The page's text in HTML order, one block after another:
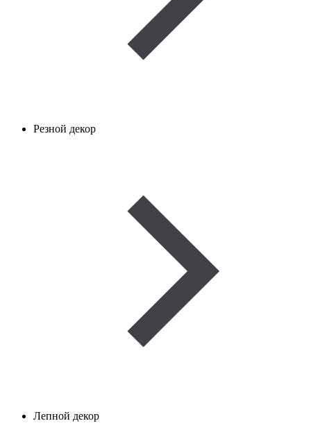
Резной декор
Лепной декор